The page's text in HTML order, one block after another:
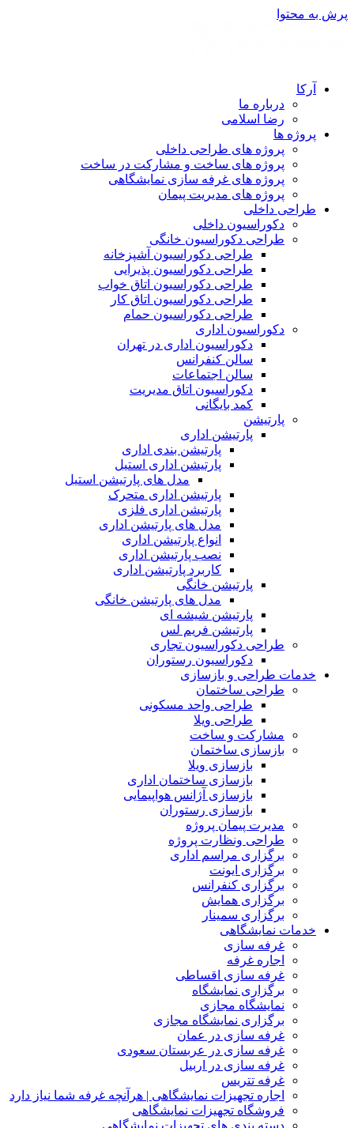
پرش به محتوا
آرکا
درباره ما
رضا اسلامی
پروژه ها
پروژه های طراحی داخلی
پروژه های ساخت و مشارکت در ساخت
پروژه های غرفه سازی نمایشگاهی
پروژه های مدیریت پیمان
طراحی داخلی
دکوراسیون داخلی
طراحی دکوراسیون خانگی
طراحی دکوراسیون آشپزخانه
طراحی دکوراسیون پذیرایی
طراحی دکوراسیون اتاق خواب
طراحی دکوراسیون اتاق کار
طراحی دکوراسیون حمام
دکوراسیون اداری
دکوراسیون اداری در تهران
سالن کنفرانس
سالن اجتماعات
دکوراسیون اتاق مدیریت
کمد بایگانی
پارتیشن
پارتیشن اداری
پارتیشن بندی اداری
پارتیشن اداری استیل
مدل های پارتیشن استیل
پارتیشن اداری متحرک
پارتیشن اداری فلزی
مدل های پارتیشن اداری
انواع پارتیشن اداری
نصب پارتیشن اداری
کاربرد پارتیشن اداری
پارتیشن خانگی
مدل های پارتیشن خانگی
پارتیشن شیشه ای
پارتیشن فریم لس
طراحی دکوراسیون تجاری
دکوراسیون رستوران
خدمات طراحی و بازسازی
طراحی ساختمان
طراحی واحد مسکونی
طراحی ویلا
مشارکت و ساخت
بازسازی ساختمان
بازسازی ویلا
بازسازی ساختمان اداری
بازسازی آژانس هواپیمایی
بازسازی رستوران
مدیرت پیمان پروژه
طراحی ونظارت پروژه
برگزاری مراسم اداری
برگزاری ایونت
برگزاری کنفرانس
برگزاری همایش
برگزاری سمینار
خدمات نمایشگاهی
غرفه سازی
اجاره غرفه
غرفه سازی اقساطی
برگزاری نمایشگاه
نمایشگاه مجازی
برگزاری نمایشگاه مجازی
غرفه سازی در عمان
غرفه سازی در عربستان سعودی
غرفه سازی در اربیل
غرفه تتریس
اجاره تجهیزات نمایشگاهی | هرآنچه غرفه شما نیاز دارد
فروشگاه تجهیزات نمایشگاهی
دسته بندی های تجهیزات نمایشگاهی